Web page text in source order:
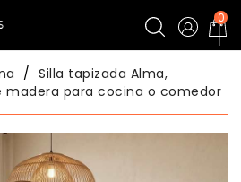
0
Silla tapizada Alma,
para cocina o comedor